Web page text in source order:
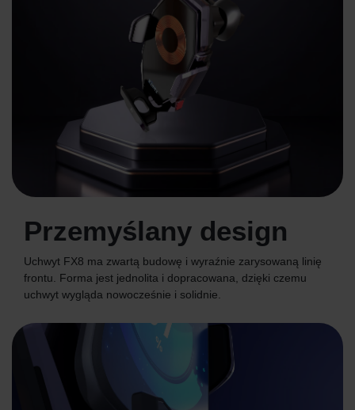
Przemyślany design
Uchwyt FX8 ma zwartą budowę i wyraźnie zarysowaną linię
frontu. Forma jest jednolita i dopracowana, dzięki czemu
uchwyt wygląda nowocześnie i solidnie.